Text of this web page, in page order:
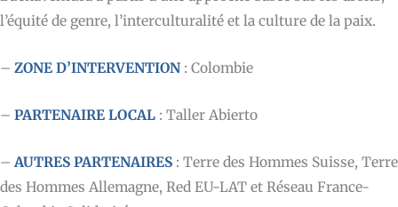
l’équité de genre, l’interculturalité et la culture de la paix.
– ZONE D’INTERVENTION : Colombie
– PARTENAIRE LOCAL : Taller Abierto
– AUTRES PARTENAIRES : Terre des Hommes Suisse, Terre
des Hommes Allemagne, Red EU-LAT et Réseau France-